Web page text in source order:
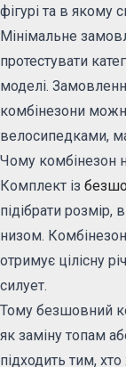
фігурі та в якому
Мінімальне
протестувати
моделі.
комбінезони
велосипедками,
Чому комбінезон
Комплект із
підібрати розмір,
низом.
отримує цілісну
силует.
Тому безшовний
як заміну топам
підходить тим,